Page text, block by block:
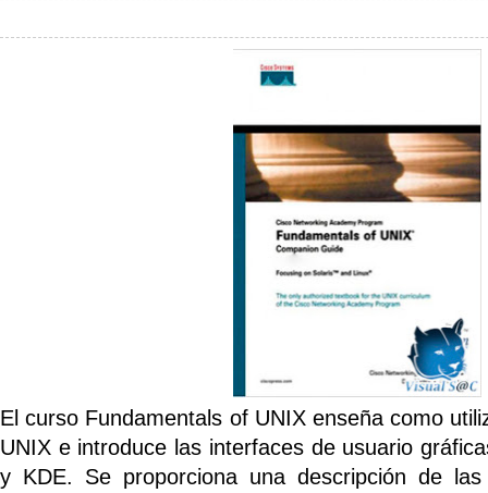
El curso Fundamentals of UNIX enseña como
UNIX e introduce las interfaces de usuario
y KDE. Se proporciona una descripción de